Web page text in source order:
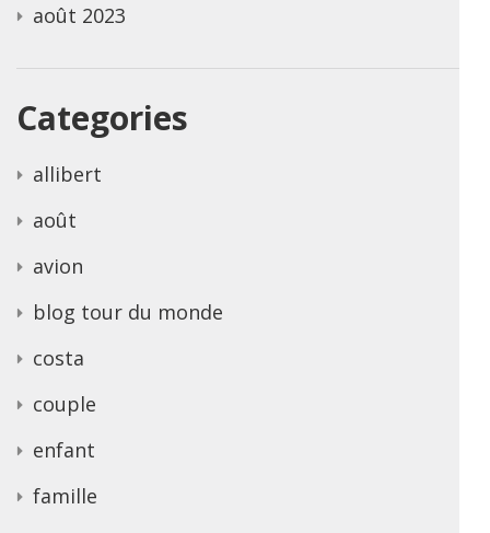
août 2023
Categories
allibert
août
avion
blog tour du monde
costa
couple
enfant
famille